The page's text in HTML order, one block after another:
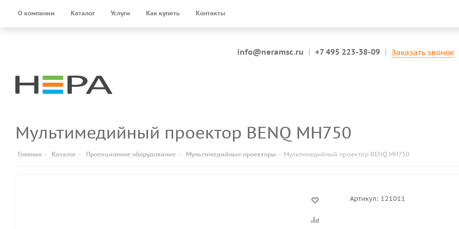
О компании Каталог Услуги Как купить Контакты
info@neramsc.ru | +7 495 223-38-09 | Заказать звонок
Мультимедийный проектор BENQ MH750
Главная - Каталог - Проекционное оборудование - Мультимедийные проекторы - Мультимедийный проектор BENQ MH750
Артикул: 121011